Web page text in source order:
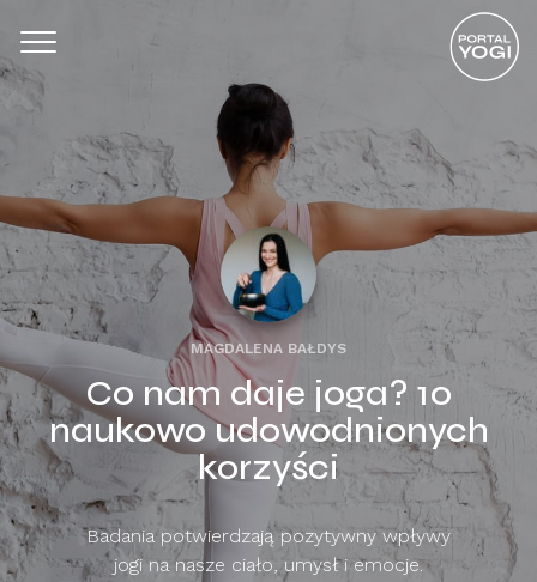
MAGDALENA BAŁDYS
Co nam daje joga? 10
naukowo udowodnionych
korzyści
Badania potwierdzają pozytywny wpływy
jogi na nasze ciało, umysł i emocje.